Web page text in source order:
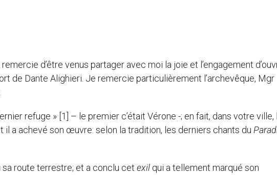
d’être venus partager avec moi la joie et l’engagement
de Dante Alighieri. Je remercie particulièrement l’archevêque, Mgr
refuge » [1] – le premier c’était Vérone -; en fait, dans votre ville,
a achevé son œuvre: selon la tradition, les derniers chants du
sa route terrestre; et a conclu cet exil qui a tellement marqué son